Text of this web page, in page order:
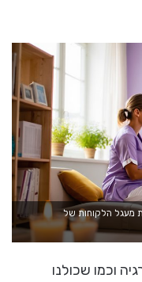
מעגל הלקוחות של
וכמו שכולנו